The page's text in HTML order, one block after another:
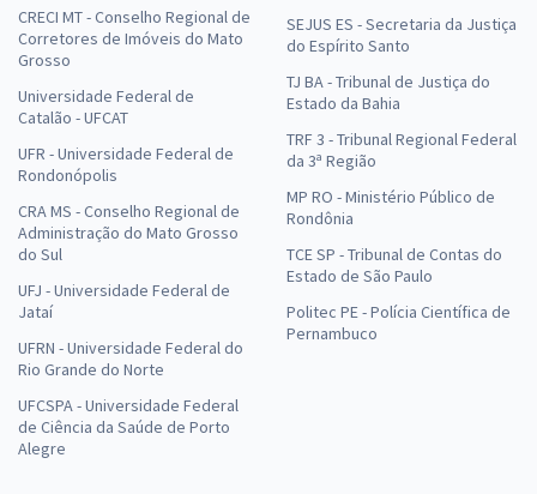
CRECI MT - Conselho Regional de
Corretores de Imóveis do Mato
Grosso
Universidade Federal de
Catalão - UFCAT
UFR - Universidade Federal de
Rondonópolis
CRA MS - Conselho Regional de
Administração do Mato Grosso
do Sul
UFJ - Universidade Federal de
Jataí
UFRN - Universidade Federal do
Rio Grande do Norte
UFCSPA - Universidade Federal
de Ciência da Saúde de Porto
Alegre
SEJUS ES - Secretaria da Justiça
do Espírito Santo
TJ BA - Tribunal de Justiça do
Estado da Bahia
TRF 3 - Tribunal Regional Federal
da 3ª Região
MP RO - Ministério Público de
Rondônia
TCE SP - Tribunal de Contas do
Estado de São Paulo
Politec PE - Polícia Científica de
Pernambuco